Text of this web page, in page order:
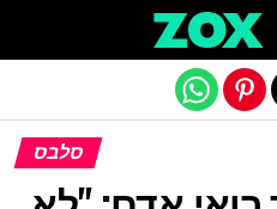
סלבס
Exit